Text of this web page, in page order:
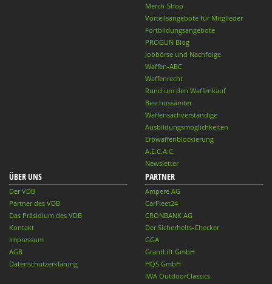
Merch-Shop
Vorteilsangebote für Mitglieder
Fortbildungsangebote
PROGUN Blog
Jobbörse und Nachfolge
Waffen-ABC
Waffenrecht
Rund um den Waffenkauf
Beschussämter
Waffensachverständige
Ausbildungsmöglichkeiten
Erbwaffenblockierung
A.E.C.A.C.
Newsletter
ÜBER UNS
Der VDB
Partner des VDB
Das Präsidium des VDB
Kontakt
Impressum
AGB
Datenschutzerklärung
PARTNER
Ampere AG
CarFleet24
CRONBANK AG
Der Sicherheits-Checker
GGA
GrantLift GmbH
HQS GmbH
IWA OutdoorClassics